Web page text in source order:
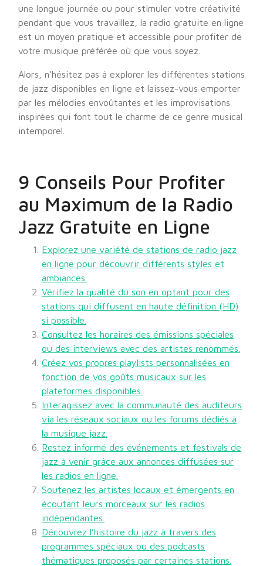
une longue journée ou pour stimuler votre créativité
pendant que vous travaillez, la radio gratuite en ligne
est un moyen pratique et accessible pour profiter de
votre musique préférée où que vous soyez.
Alors, n’hésitez pas à explorer les différentes stations
de jazz disponibles en ligne et laissez-vous emporter
par les mélodies envoûtantes et les improvisations
inspirées qui font tout le charme de ce genre musical
intemporel.
9 Conseils Pour Profiter
au Maximum de la Radio
Jazz Gratuite en Ligne
Explorez une variété de stations de radio jazz
en ligne pour découvrir différents styles et
ambiances.
Vérifiez la qualité du son en optant pour des
stations qui diffusent en haute définition (HD)
si possible.
Consultez les horaires des émissions spéciales
ou des interviews avec des artistes renommés.
Créez vos propres playlists personnalisées en
fonction de vos goûts musicaux sur les
plateformes disponibles.
Interagissez avec la communauté des auditeurs
via les réseaux sociaux ou les forums dédiés à
la musique jazz.
Restez informé des événements et festivals de
jazz à venir grâce aux annonces diffusées sur
les radios en ligne.
Soutenez les artistes locaux et émergents en
écoutant leurs morceaux sur les radios
indépendantes.
Découvrez l’histoire du jazz à travers des
programmes spéciaux ou des podcasts
thématiques proposés par certaines stations.